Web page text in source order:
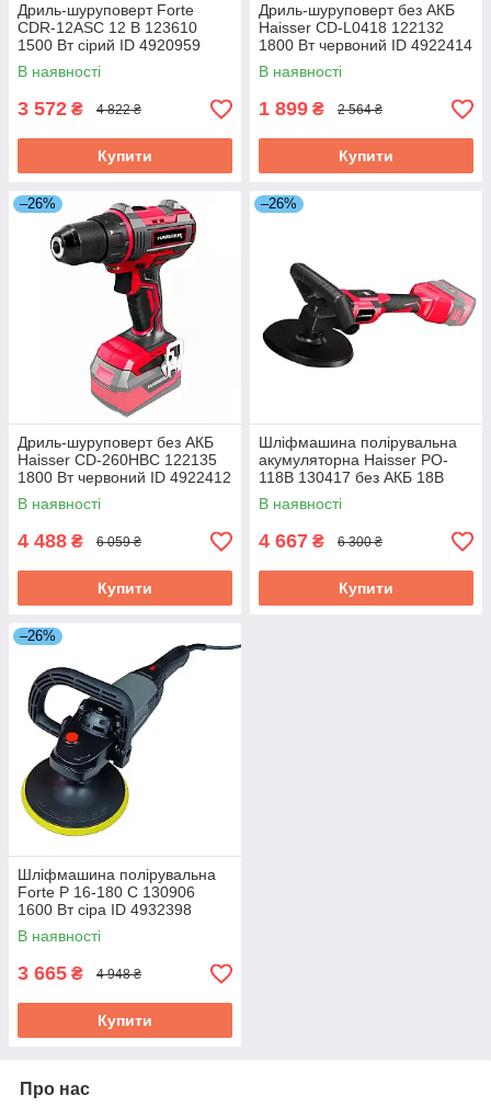
Дриль-шуруповерт Forte
СDR-12ASС 12 В 123610
1500 Вт сірий ID 4920959
В наявності
3 572 ₴ 4 822 ₴
Купити
Дриль-шуруповерт без АКБ
Haisser СD-L0418 122132
1800 Вт червоний ID 4922414
В наявності
1 899 ₴ 2 564 ₴
Купити
–26%
Дриль-шуруповерт без АКБ
Haisser СD-260HBС 122135
1800 Вт червоний ID 4922412
В наявності
4 488 ₴ 6 059 ₴
Купити
–26%
Шліфмашина полірувальна
акумуляторна Haisser PO-
118B 130417 без АКБ 18В
червона ID 4932399
В наявності
4 667 ₴ 6 300 ₴
Купити
–26%
Шліфмашина полірувальна
Forte P 16-180 С 130906
1600 Вт сiра ID 4932398
В наявності
3 665 ₴ 4 948 ₴
Купити
Про нас